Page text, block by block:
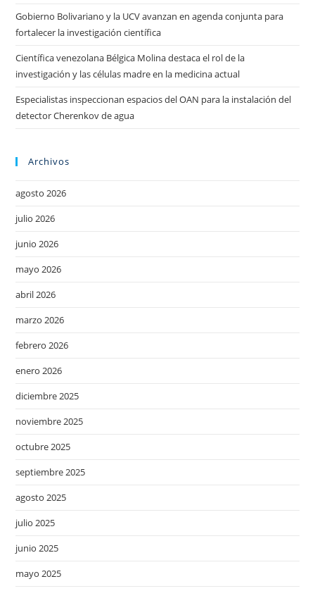
Gobierno Bolivariano y la UCV avanzan en agenda conjunta para
fortalecer la investigación científica
Científica venezolana Bélgica Molina destaca el rol de la
investigación y las células madre en la medicina actual
Especialistas inspeccionan espacios del OAN para la instalación del
detector Cherenkov de agua
Archivos
agosto 2026
julio 2026
junio 2026
mayo 2026
abril 2026
marzo 2026
febrero 2026
enero 2026
diciembre 2025
noviembre 2025
octubre 2025
septiembre 2025
agosto 2025
julio 2025
junio 2025
mayo 2025